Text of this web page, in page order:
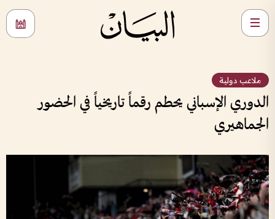
ملاعب دولية
الدوري الإسباني يحطم رقماً تاريخياً في الحضور
الجماهيري